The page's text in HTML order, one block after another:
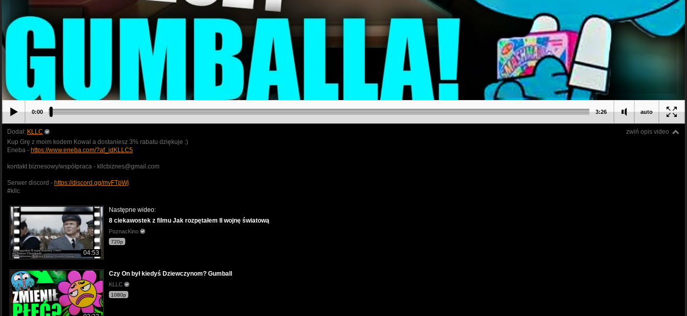
auto
0:00 3:26
zwiń opis video
Dodał: KLLC
Kup Grę z moim kodem Kowal a dostaniesz 3% rabatu dziękuje :)
Eneba - https://www.eneba.com/?af_idKLLC5
kontakt biznesowy/współpraca - kllcbiznes@gmail.com
Serwer discord - https://discord.gg/mvFTpWj
#kllc
04:53
Następne wideo:
8 ciekawostek z filmu Jak rozpętałem II wojnę światową
PoznacKino
720p
Czy On był kiedyś Dziewczynom? Gumball
KLLC
1080p